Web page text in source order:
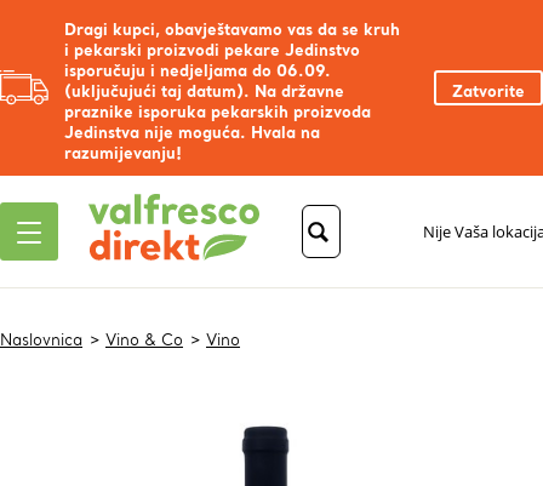
Dragi kupci, obavještavamo vas da se kruh
i pekarski proizvodi pekare Jedinstvo
isporučuju i nedjeljama do 06.09.
(uključujući taj datum). Na državne
praznike isporuka pekarskih proizvoda
Jedinstva nije moguća. Hvala na
razumijevanju!
Zatvorite
Nije Vaša
Naslovnica Vino & Co Vino